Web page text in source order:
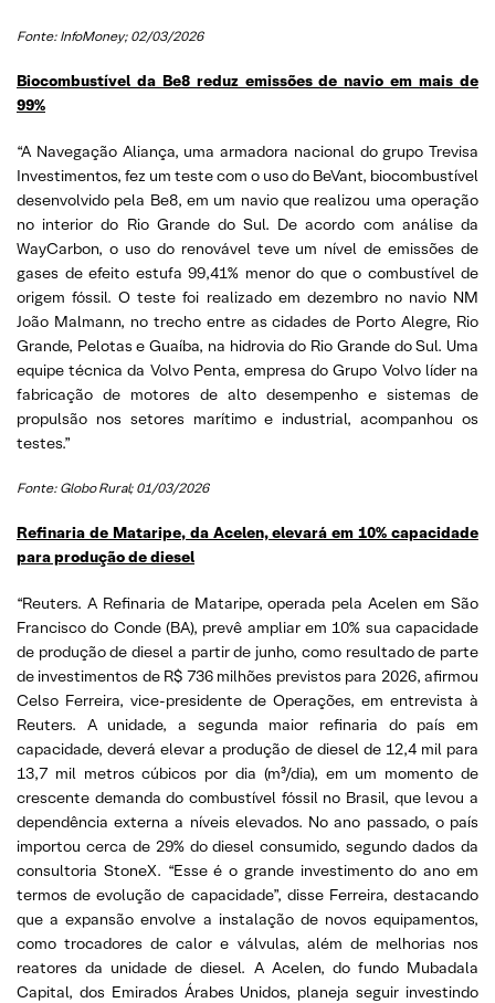
Fonte: InfoMoney; 02/03/2026
Biocombustível da Be8 reduz emissões de navio em mais de
99%
“A Navegação Aliança, uma armadora nacional do grupo Trevisa
Investimentos, fez um teste com o uso do BeVant, biocombustível
desenvolvido pela Be8, em um navio que realizou uma operação
no interior do Rio Grande do Sul. De acordo com análise da
WayCarbon, o uso do renovável teve um nível de emissões de
gases de efeito estufa 99,41% menor do que o combustível de
origem fóssil. O teste foi realizado em dezembro no navio NM
João Malmann, no trecho entre as cidades de Porto Alegre, Rio
Grande, Pelotas e Guaíba, na hidrovia do Rio Grande do Sul. Uma
equipe técnica da Volvo Penta, empresa do Grupo Volvo líder na
fabricação de motores de alto desempenho e sistemas de
propulsão nos setores marítimo e industrial, acompanhou os
testes.”
Fonte: Globo Rural; 01/03/2026
Refinaria de Mataripe, da Acelen, elevará em 10% capacidade
para produção de diesel
“Reuters. A Refinaria de Mataripe, operada pela Acelen em São
Francisco do Conde (BA), prevê ampliar em 10% sua capacidade
de produção de diesel a partir de junho, como resultado de parte
de investimentos de R$ 736 milhões previstos para 2026, afirmou
Celso Ferreira, vice-presidente de Operações, em entrevista à
Reuters. A unidade, a segunda maior refinaria do país em
capacidade, deverá elevar a produção de diesel de 12,4 mil para
13,7 mil metros cúbicos por dia (m³/dia), em um momento de
crescente demanda do combustível fóssil no Brasil, que levou a
dependência externa a níveis elevados. No ano passado, o país
importou cerca de 29% do diesel consumido, segundo dados da
consultoria StoneX. “Esse é o grande investimento do ano em
termos de evolução de capacidade”, disse Ferreira, destacando
que a expansão envolve a instalação de novos equipamentos,
como trocadores de calor e válvulas, além de melhorias nos
reatores da unidade de diesel. A Acelen, do fundo Mubadala
Capital, dos Emirados Árabes Unidos, planeja seguir investindo